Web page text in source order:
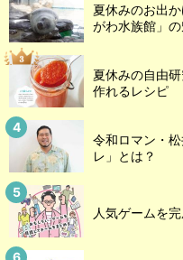
夏休みのお出
がわ水族館」の
夏休みの自由
作れるレシピ
令和ロマン・
レ」とは？
人気ゲームを